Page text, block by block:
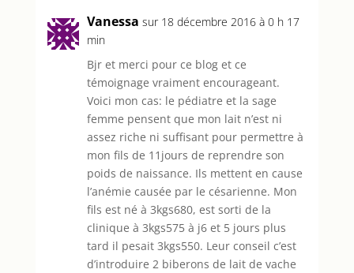
Vanessa sur 18 décembre 2016 à 0 h 17
min
Bjr et merci pour ce blog et ce
témoignage vraiment encourageant.
Voici mon cas: le pédiatre et la sage
femme pensent que mon lait n’est ni
assez riche ni suffisant pour permettre à
mon fils de 11jours de reprendre son
poids de naissance. Ils mettent en cause
l’anémie causée par le césarienne. Mon
fils est né à 3kgs680, est sorti de la
clinique à 3kgs575 à j6 et 5 jours plus
tard il pesait 3kgs550. Leur conseil c’est
d’introduire 2 biberons de lait de vache